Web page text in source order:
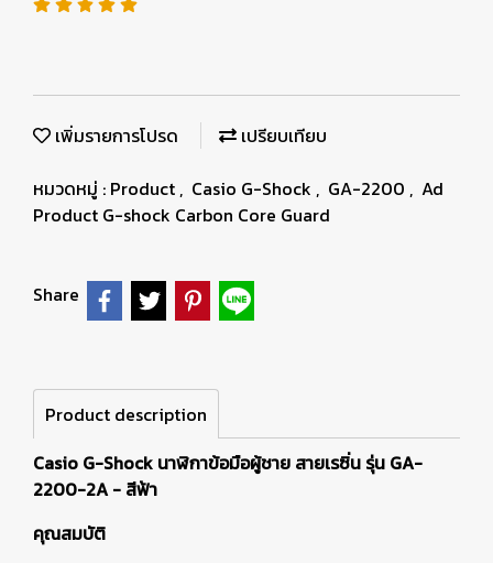
เพิ่มรายการโปรด
เปรียบเทียบ
หมวดหมู่ : Product , Casio G-Shock , GA-2200 , Ad
Product G-shock Carbon Core Guard
Share
Product description
Casio G-Shock นาฬิกาข้อมือผู้ชาย สายเรซิ่น รุ่น GA-
2200-2A - สีฟ้า
คุณสมบัติ